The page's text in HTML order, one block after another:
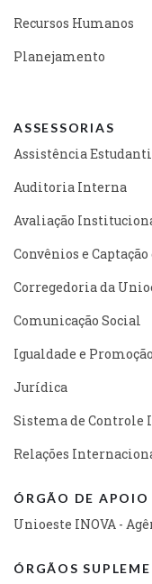
Recursos Humanos
Planejamento
ASSESSORIAS
Assistência
Auditoria Interna
Avaliação
Convênios e Captação
Corregedoria da
Comunicação Social
Igualdade e
Jurídica
Sistema de Controle
Relações
ÓRGÃO DE APOIO
Unioeste INOVA -
ÓRGÃOS